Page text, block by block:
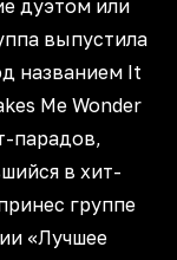
дуэтом или
выпустила
названием It
Me Wonder
парадов,
в хит-
группе
«Лучшее